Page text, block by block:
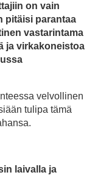
on vain
pitäisi parantaa
vastarintama
ja virkakoneistoa
velvollinen
tulipa tämä
laivalla ja